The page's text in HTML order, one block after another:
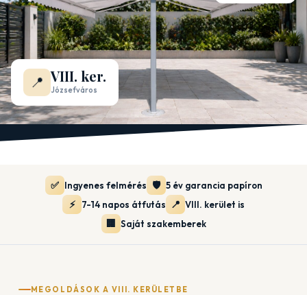
📍 VIII. ker.
Józsefváros
✅ Ingyenes felmérés 🛡️ 5 év garancia papíron
⚡ 7-14 napos átfutás 📍 VIII. kerület is
🏢 Saját szakemberek
MEGOLDÁSOK A VIII. KERÜLETBE